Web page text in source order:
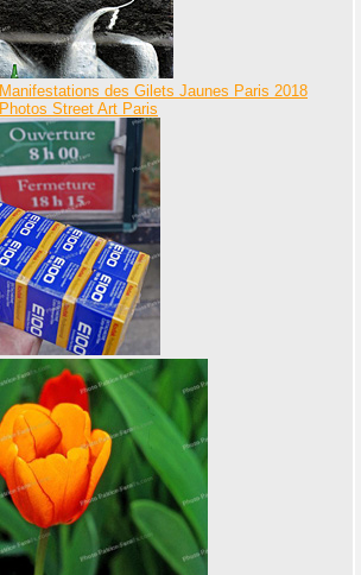
Manifestations des Gilets Jaunes Paris 2018
Photos Street Art Paris